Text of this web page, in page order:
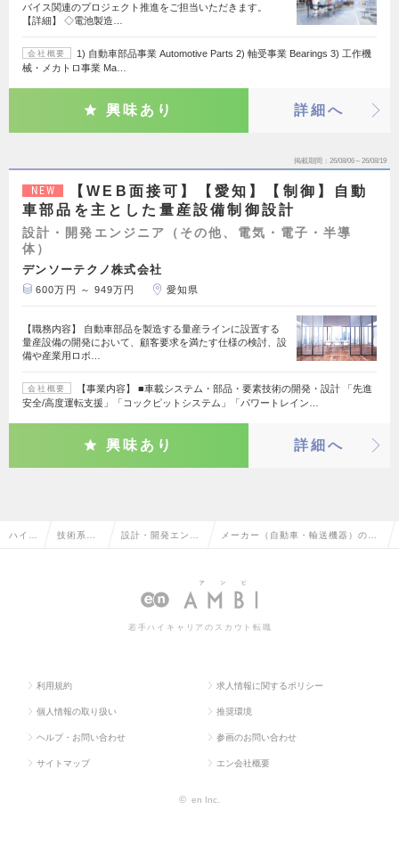
バイス関連のプロジェクト推進をご担当いただきます。
【詳細】 ◇電池製造…
会社概要
1) 自動車部品事業 Automotive Parts 2) 軸受事業 Bearings 3) 工作機
械・メカトロ事業 Ma…
興味あり 詳細へ
掲載期間 26/08/06～26/08/19
NEW
【WEB面接可】【愛知】【制御】自動
車部品を主とした量産設備制御設計
設計・開発エンジニア（その他、電気・電子・半導
体）
デンソーテクノ株式会社
600万円 ～ 949万円 愛知県
【職務内容】 自動車部品を製造する量産ラインに設置する
量産設備の開発において、顧客要求を満たす仕様の検討、設
備や産業用ロボ…
会社概要
【事業内容】 ■車載システム・部品・要素技術の開発・設計 「先進
安全/高度運転支援」「コックピットシステム」「パワートレイン…
興味あり 詳細へ
ハイク 技術系 設計・開発エンジ
気・電子・半導
メーカー（自動車・輸送機器）の設
気・電子・半導体）の転職・求人情
若手ハイキャリアのスカウト転職
利用規約 求人情報に関するポリシー
個人情報の取り扱い 推奨環境
ヘルプ・お問い合わせ 参画のお問い合わせ
サイトマップ エン会社概要
© en Inc.